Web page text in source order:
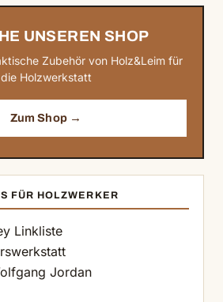
UNSEREN SHOP
Zubehör von Holz&Leim für
die Holzwerkstatt
Zum Shop →
FÜR HOLZWERKER
Linkliste
Jordan